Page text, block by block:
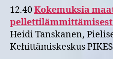
12.40Kokemuksia
Heidi Tanskanen,
Kehittämiskeskus PIKES